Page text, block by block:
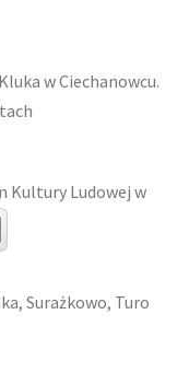
w Ciechanowcu.
Kultury Ludowej w
Surażkowo, Turo